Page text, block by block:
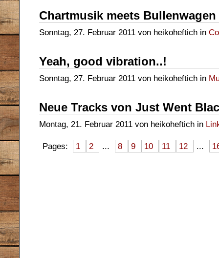
Chartmusik meets
Sonntag, 27. Februar 2011 von heikoheftich in
Yeah, good vibration..!
Sonntag, 27. Februar 2011 von heikoheftich in
Neue Tracks von Just Went
Montag, 21. Februar 2011 von heikoheftich in
Pages: 1 2 ... 8 9 10 11 12 ...